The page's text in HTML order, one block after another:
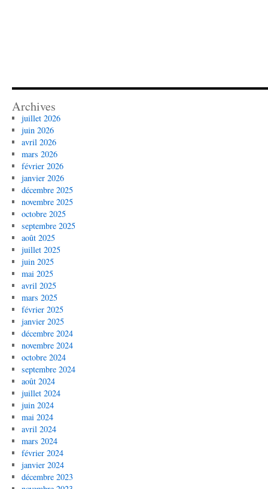
Archives
juillet 2026
juin 2026
avril 2026
mars 2026
février 2026
janvier 2026
décembre 2025
novembre 2025
octobre 2025
septembre 2025
août 2025
juillet 2025
juin 2025
mai 2025
avril 2025
mars 2025
février 2025
janvier 2025
décembre 2024
novembre 2024
octobre 2024
septembre 2024
août 2024
juillet 2024
juin 2024
mai 2024
avril 2024
mars 2024
février 2024
janvier 2024
décembre 2023